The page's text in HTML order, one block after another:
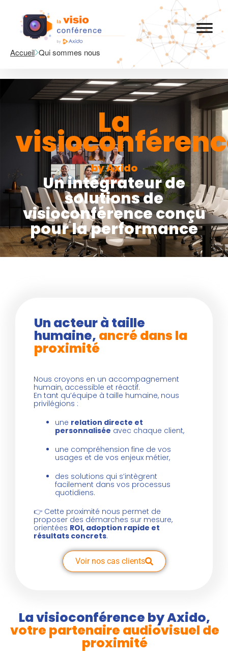
Accueil Qui sommes nous
La
by Axido
Un intégrateur de
solutions de
visioconférence conçu
pour la performance
Un acteur à taille
humaine, ancré dans la
proximité
Nous croyons en un accompagnement
humain, accessible et réactif.
En tant qu’équipe à taille humaine, nous
privilégions :
une relation directe et
personnalisée avec chaque client,
une compréhension fine de vos
usages et de vos enjeux métier,
des solutions qui s’intègrent
facilement dans vos processus
quotidiens.
👉 Cette proximité nous permet de
proposer des démarches sur mesure,
orientées ROI, adoption rapide et
résultats concrets.
Voir nos cas clients
La visioconférence by Axido,
votre partenaire audiovisuel de
proximité